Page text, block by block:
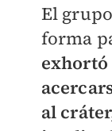
El
forma
exhortó
al